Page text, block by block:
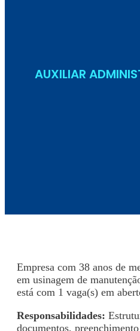
AUXILIAR
Empresa com 38 anos de
em usinagem de
está com 1 vaga(s) em
Responsabilidades:
documentos,